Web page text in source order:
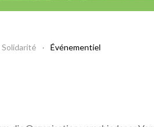
Événementiel